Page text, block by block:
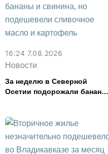
16:24 7.08.2026
Новости
За неделю в Северной
Осетии подорожали бананы
картофель